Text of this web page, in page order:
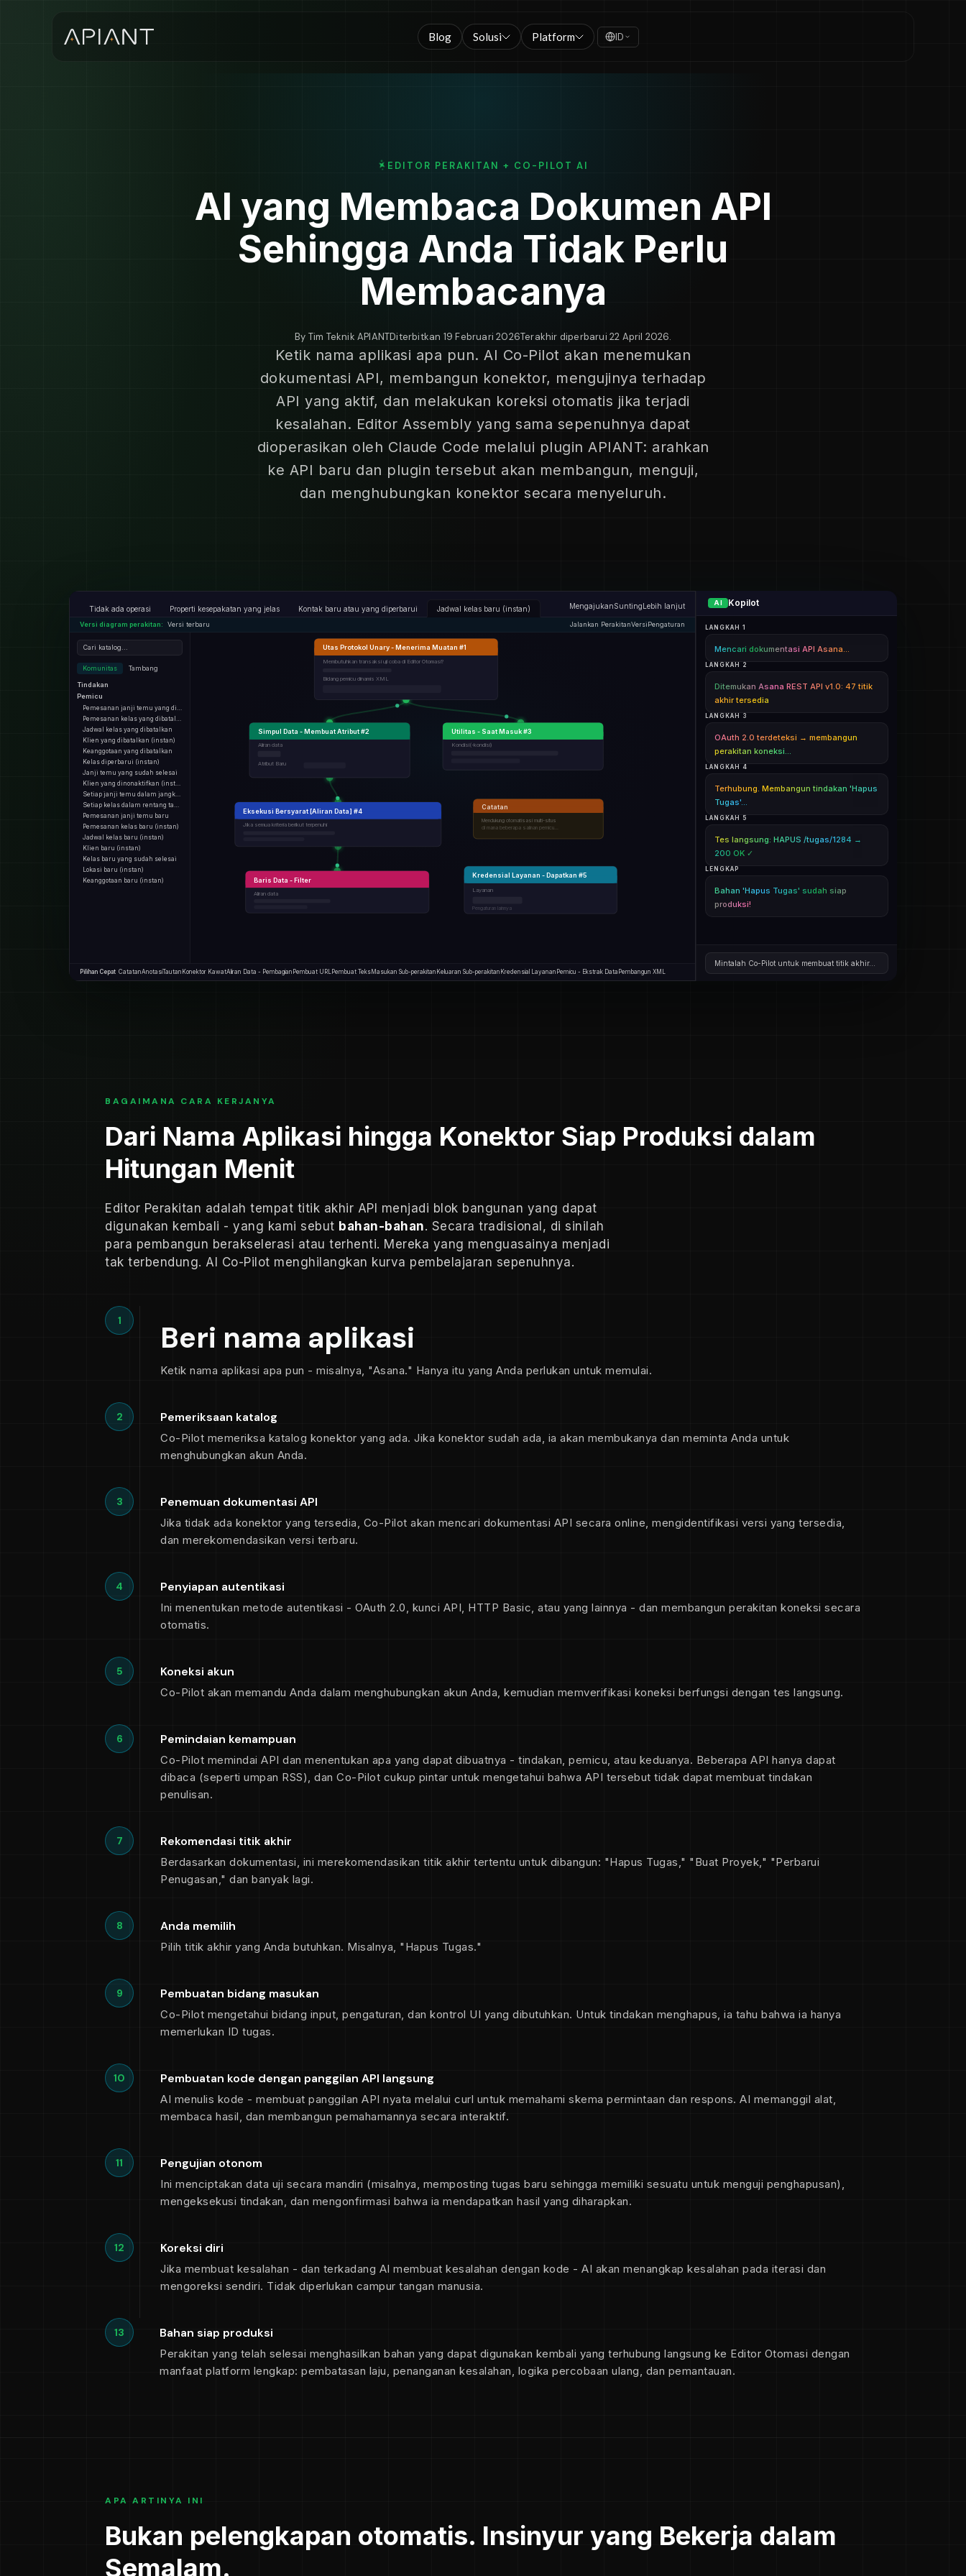
Blog Solusi Platform ID
EDITOR PERAKITAN + CO-PILOT AI
AI yang Membaca Dokumen API
Sehingga Anda Tidak Perlu
Membacanya
By Tim Teknik APIANTDiterbitkan 19 Februari 2026Terakhir diperbarui 22 April 2026.
Ketik nama aplikasi apa pun. AI Co-Pilot akan menemukan
dokumentasi API, membangun konektor, mengujinya terhadap
API yang aktif, dan melakukan koreksi otomatis jika terjadi
kesalahan. Editor Assembly yang sama sepenuhnya dapat
dioperasikan oleh Claude Code melalui plugin APIANT: arahkan
ke API baru dan plugin tersebut akan membangun, menguji,
dan menghubungkan konektor secara menyeluruh.
Tidak ada operasi Properti kesepakatan yang jelas Kontak baru atau yang diperbarui Jadwal kelas baru (instan) MengajukanSuntingLebih lanjut
Versi diagram perakitan: Versi terbaru Jalankan PerakitanVersiPengaturan
Cari katalog...
Komunitas Tambang
Tindakan
Pemicu
Pemesanan janji temu yang dibatalkan
Pemesanan kelas yang dibatalkan
Jadwal kelas yang dibatalkan
Klien yang dibatalkan (instan)
Keanggotaan yang dibatalkan
Kelas diperbarui (instan)
Janji temu yang sudah selesai
Klien yang dinonaktifkan (instan)
Setiap janji temu dalam jangkauan
Setiap kelas dalam rentang tanggal
Pemesanan janji temu baru
Pemesanan kelas baru (instan)
Jadwal kelas baru (instan)
Klien baru (instan)
Kelas baru yang sudah selesai
Lokasi baru (instan)
Keanggotaan baru (instan)
Utas Protokol Unary - Menerima Muatan #1
Membutuhkan transaksi uji coba di Editor Otomasi?
Bidang pemicu dinamis XML
Simpul Data - Membuat Atribut #2
Aliran data
Atribut Baru
Utilitas - Saat Masuk #3
Kondisi(-kondisi)
Eksekusi Bersyarat [Aliran Data] #4
Jika semua kriteria berikut terpenuhi
Catatan
Mendukung otomatisasi multi-situs
di mana beberapa salinan pemicu...
Baris Data - Filter
Aliran data
Kredensial Layanan - Dapatkan #5
Layanan
Pengaturan lainnya
Pilihan Cepat CatatanAnotasiTautan Konektor KawatAliran Data - Pembagian Pembuat URL Pembuat TeksMasukan Sub-perakitan Keluaran Sub-perakitan Kredensial Layanan Pemicu - Ekstrak Data Pembangun XML
AI Kopilot
LANGKAH 1
Mencari dokumentasi API Asana...
LANGKAH 2
Ditemukan Asana REST API v1.0: 47 titik
akhir tersedia
LANGKAH 3
OAuth 2.0 terdeteksi → membangun
perakitan koneksi...
LANGKAH 4
Terhubung. Membangun tindakan 'Hapus
Tugas'...
LANGKAH 5
Tes langsung: HAPUS /tugas/1284 →
200 OK ✓
LENGKAP
Bahan 'Hapus Tugas' sudah siap
produksi!
Mintalah Co-Pilot untuk membuat titik akhir...
BAGAIMANA CARA KERJANYA
Dari Nama Aplikasi hingga Konektor Siap Produksi dalam
Hitungan Menit
Editor Perakitan adalah tempat titik akhir API menjadi blok bangunan yang dapat
digunakan kembali - yang kami sebut bahan-bahan. Secara tradisional, di sinilah
para pembangun berakselerasi atau terhenti. Mereka yang menguasainya menjadi
tak terbendung. AI Co-Pilot menghilangkan kurva pembelajaran sepenuhnya.
1 Beri nama aplikasi
Ketik nama aplikasi apa pun - misalnya, "Asana." Hanya itu yang Anda perlukan untuk memulai.
2 Pemeriksaan katalog
Co-Pilot memeriksa katalog konektor yang ada. Jika konektor sudah ada, ia akan membukanya dan meminta Anda untuk
menghubungkan akun Anda.
3 Penemuan dokumentasi API
Jika tidak ada konektor yang tersedia, Co-Pilot akan mencari dokumentasi API secara online, mengidentifikasi versi yang tersedia,
dan merekomendasikan versi terbaru.
4 Penyiapan autentikasi
Ini menentukan metode autentikasi - OAuth 2.0, kunci API, HTTP Basic, atau yang lainnya - dan membangun perakitan koneksi secara
otomatis.
5 Koneksi akun
Co-Pilot akan memandu Anda dalam menghubungkan akun Anda, kemudian memverifikasi koneksi berfungsi dengan tes langsung.
6 Pemindaian kemampuan
Co-Pilot memindai API dan menentukan apa yang dapat dibuatnya - tindakan, pemicu, atau keduanya. Beberapa API hanya dapat
dibaca (seperti umpan RSS), dan Co-Pilot cukup pintar untuk mengetahui bahwa API tersebut tidak dapat membuat tindakan
penulisan.
7 Rekomendasi titik akhir
Berdasarkan dokumentasi, ini merekomendasikan titik akhir tertentu untuk dibangun: "Hapus Tugas," "Buat Proyek," "Perbarui
Penugasan," dan banyak lagi.
8 Anda memilih
Pilih titik akhir yang Anda butuhkan. Misalnya, "Hapus Tugas."
9 Pembuatan bidang masukan
Co-Pilot mengetahui bidang input, pengaturan, dan kontrol UI yang dibutuhkan. Untuk tindakan menghapus, ia tahu bahwa ia hanya
memerlukan ID tugas.
10 Pembuatan kode dengan panggilan API langsung
AI menulis kode - membuat panggilan API nyata melalui curl untuk memahami skema permintaan dan respons. AI memanggil alat,
membaca hasil, dan membangun pemahamannya secara interaktif.
11 Pengujian otonom
Ini menciptakan data uji secara mandiri (misalnya, memposting tugas baru sehingga memiliki sesuatu untuk menguji penghapusan),
mengeksekusi tindakan, dan mengonfirmasi bahwa ia mendapatkan hasil yang diharapkan.
12 Koreksi diri
Jika membuat kesalahan - dan terkadang AI membuat kesalahan dengan kode - AI akan menangkap kesalahan pada iterasi dan
mengoreksi sendiri. Tidak diperlukan campur tangan manusia.
13 Bahan siap produksi
Perakitan yang telah selesai menghasilkan bahan yang dapat digunakan kembali yang terhubung langsung ke Editor Otomasi dengan
manfaat platform lengkap: pembatasan laju, penanganan kesalahan, logika percobaan ulang, dan pemantauan.
APA ARTINYA INI
Bukan pelengkapan otomatis. Insinyur yang Bekerja dalam
Semalam.